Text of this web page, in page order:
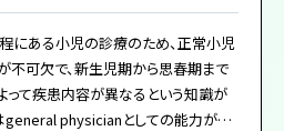
にある小児の診療のため、正常小児
不可欠で、新生児期から思春期まで
って疾患内容が異なるという知識が
general physicianとしての能力が求